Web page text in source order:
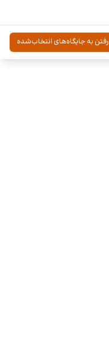
رفتن به جایگاه‌های انتخاب‌شده